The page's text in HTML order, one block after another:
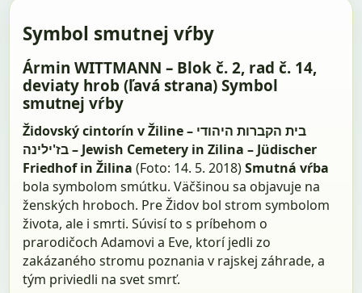
Symbol smutnej vŕby
Ármin WITTMANN – Blok č. 2, rad č. 14,
deviaty hrob (ľavá strana) Symbol
smutnej vŕby
Židovský cintorín v Žiline – בית הקברות היהודי
בז'ילינה – Jewish Cemetery in Zilina – Jüdischer
Friedhof in Žilina (Foto: 14. 5. 2018)Smutná vŕba
bola symbolom smútku. Väčšinou sa objavuje na
ženských hroboch. Pre Židov bol strom symbolom
života, ale i smrti. Súvisí to s príbehom o
prarodičoch Adamovi a Eve, ktorí jedli zo
zakázaného stromu poznania v rajskej záhrade, a
tým priviedli na svet smrť.